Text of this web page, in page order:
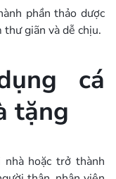
phần thảo dược
giãn và dễ chịu.
cá
tặng
hoặc trở thành